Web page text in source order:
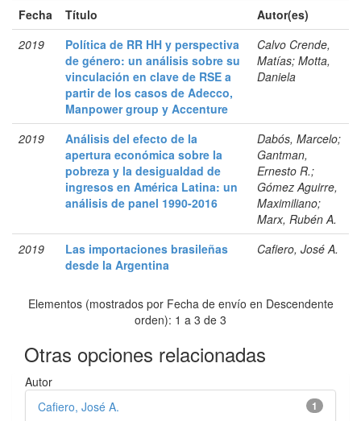
Fecha
Título
Autor(es)
2019
Política de RR HH y perspectiva
de género: un análisis sobre su
vinculación en clave de RSE a
partir de los casos de Adecco,
Manpower group y Accenture
Calvo Crende,
Matías; Motta,
Daniela
2019
Análisis del efecto de la
apertura económica sobre la
pobreza y la desigualdad de
ingresos en América Latina: un
análisis de panel 1990-2016
Dabós, Marcelo;
Gantman,
Ernesto R.;
Gómez Aguirre,
Maximiliano;
Marx, Rubén A.
2019
Las importaciones brasileñas
desde la Argentina
Cafiero, José A.
Elementos (mostrados por Fecha de envío en Descendente
orden): 1 a 3 de 3
Otras opciones relacionadas
Autor
1
Cafiero, José A.